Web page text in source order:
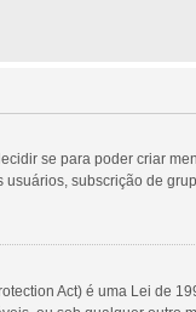
se para poder criar
subscrição de
Act) é uma Lei de